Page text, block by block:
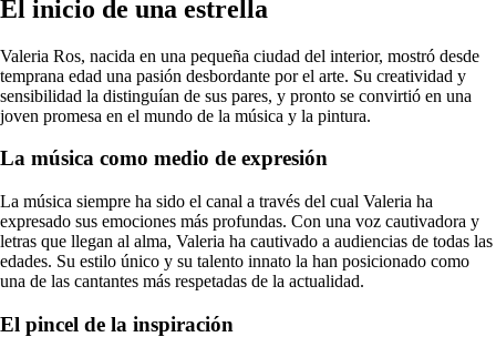
El inicio de una estrella
Valeria Ros, nacida en una pequeña ciudad del interior, mostró desde
temprana edad una pasión desbordante por el arte. Su creatividad y
sensibilidad la distinguían de sus pares, y pronto se convirtió en una
joven promesa en el mundo de la música y la pintura.
La música como medio de expresión
La música siempre ha sido el canal a través del cual Valeria ha
expresado sus emociones más profundas. Con una voz cautivadora y
letras que llegan al alma, Valeria ha cautivado a audiencias de todas las
edades. Su estilo único y su talento innato la han posicionado como
una de las cantantes más respetadas de la actualidad.
El pincel de la inspiración